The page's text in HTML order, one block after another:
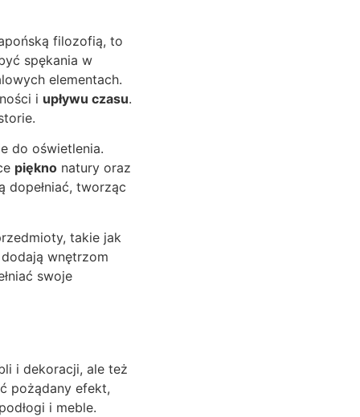
filozofią, to
spękania w
elementach.
i upływu czasu.
do oświetlenia.
piękno natury oraz
dopełniać, tworząc
takie jak
wnętrzom
swoje
i dekoracji, ale też
pożądany efekt,
i meble.